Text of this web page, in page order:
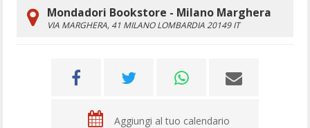
Mondadori Bookstore - Milano Marghera
VIA MARGHERA, 41 MILANO LOMBARDIA 20149 IT
Aggiungi al tuo calendario